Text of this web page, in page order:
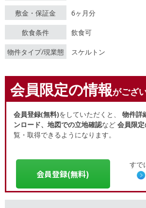
敷金・保証金 6ヶ月分
飲食条件 飲食可
物件タイプ/現業態 スケルトン
会員限定の情報がござ
会員登録(無料)をしていただくと、 物件詳
ンロード、地図での立地確認など 会員限
覧・取得できるようになります。
会員登録(無料)
すで